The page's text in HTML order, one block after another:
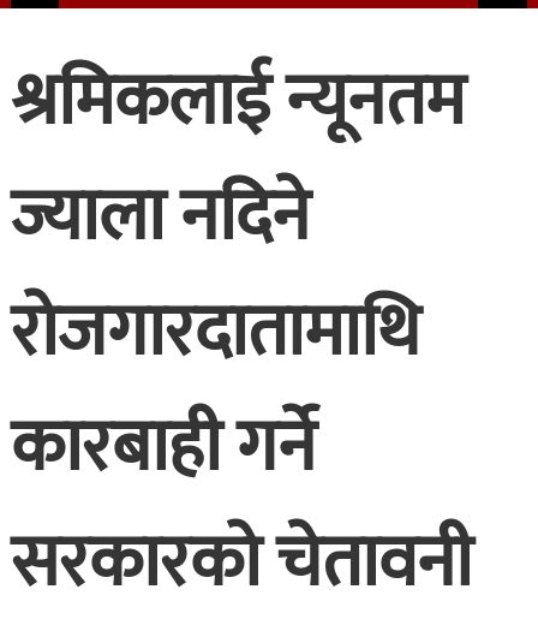
श्रमिकलाई न्यूनतम
ज्याला नदिने
रोजगारदातामाथि
कारबाही गर्ने
सरकारको चेतावनी